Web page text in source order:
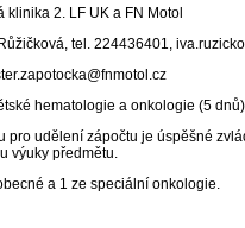
2. LF UK a FN Motol
tel. 224436401,
hematologie a onkologie (5
udělení zápočtu je úspěšné
výuky předmětu.
a 1 ze speciální onkologie.